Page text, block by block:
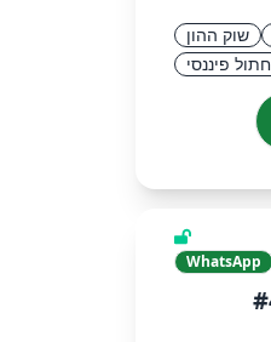
שוק ההון
חתול פיננסי
WhatsApp